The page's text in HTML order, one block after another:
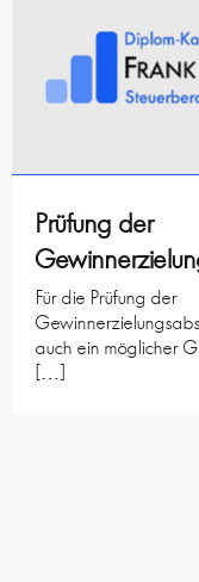
Prüfung der
Für die Prüfung der
auch ein möglicher
[…]